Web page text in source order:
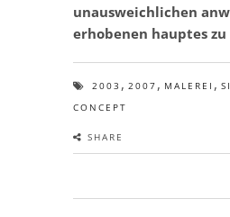
unausweichlichen
erhobenen hauptes zu
2003 , 2007 , MALEREI ,
CONCEPT
SHARE